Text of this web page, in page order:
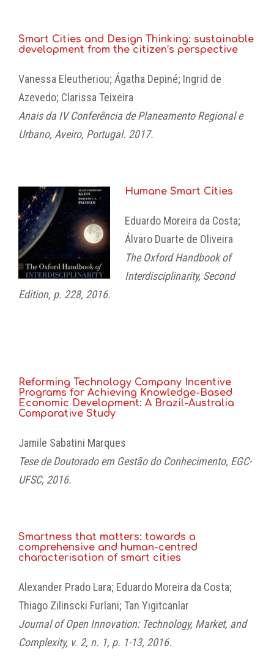
Smart Cities and Design Thinking: sustainable
development from the citizen’s perspective
Vanessa Eleutheriou; Ágatha Depiné; Ingrid de
Azevedo; Clarissa Teixeira
Anais da IV Conferência de Planeamento Regional e
Urbano, Aveiro, Portugal. 2017.
Humane Smart Cities
Eduardo Moreira da Costa;
Álvaro Duarte de Oliveira
The Oxford Handbook of
Interdisciplinarity, Second
Edition, p. 228, 2016.
Reforming Technology Company Incentive
Programs for Achieving Knowledge-Based
Economic Development: A Brazil-Australia
Comparative Study
Jamile Sabatini Marques
Tese de Doutorado em Gestão do Conhecimento, EGC-
UFSC, 2016.
Smartness that matters: towards a
comprehensive and human-centred
characterisation of smart cities
Alexander Prado Lara; Eduardo Moreira da Costa;
Thiago Zilinscki Furlani; Tan Yigitcanlar
Journal of Open Innovation: Technology, Market, and
Complexity, v. 2, n. 1, p. 1-13, 2016.